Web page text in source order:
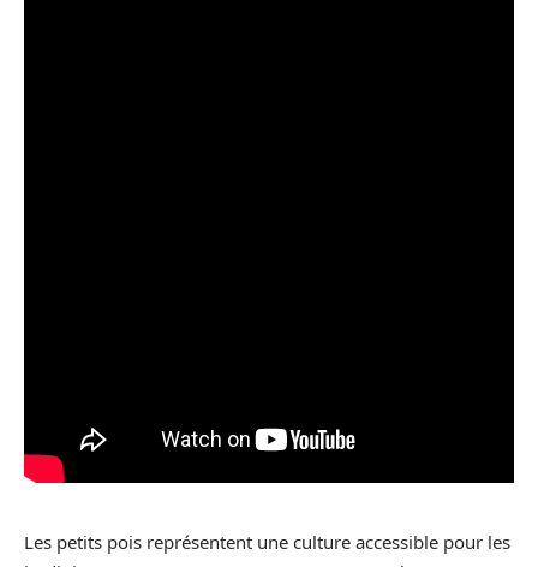
Les petits pois représentent une culture accessible pour les